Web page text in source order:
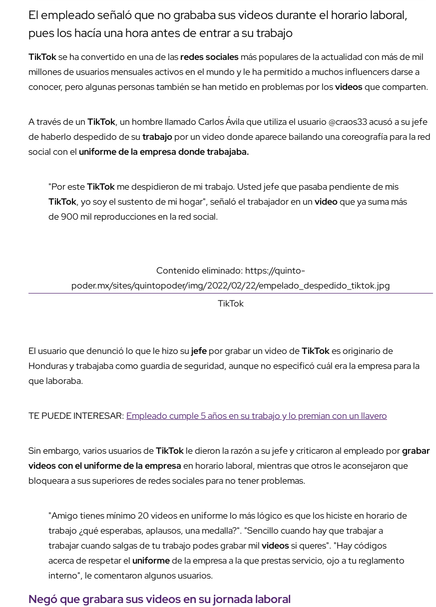
El empleado señaló que no grababa sus videos durante el horario laboral,
pues los hacía una hora antes de entrar a su trabajo
TikTokse ha convertido en una de las redes sociales más populares de la actualidad con más de mil
millones de usuarios mensuales activos en el mundo y le ha permitido a muchos influencers darse a
conocer, pero algunas personas también se han metido en problemas por losvideosque comparten.
A través de un TikTok, un hombre llamado Carlos Ávila que utiliza el usuario @craos33 acusó a su jefe
de haberlo despedido de su trabajo por un video donde aparece bailando una coreografía para la red
social con el uniforme de la empresa donde trabajaba.
"Por esteTikTok me despidieron de mi trabajo. Usted jefe que pasaba pendiente de mis
TikTok, yo soy el sustento de mi hogar", señaló el trabajador en un videoque ya suma más
de 900 mil reproducciones en la red social.
Contenido eliminado: https://quinto-
poder.mx/sites/quintopoder/img/2022/02/22/empelado_despedido_tiktok.jpg
TikTok
El usuario que denunció lo que le hizo su jefe por grabar un video deTikTokes originario de
Honduras y trabajaba como guardia de seguridad, aunque no especificó cuál era la empresa para la
que laboraba.
TE PUEDE INTERESAR: Empleado cumple 5 años en su trabajo y lo premian con un llavero
Sin embargo, varios usuarios deTikTok le dieron la razón a su jefe y criticaron al empleado porgrabar
videos con el uniforme de la empresa en horario laboral, mientras que otros le aconsejaron que
bloqueara a sus superiores de redes sociales para no tener problemas.
"Amigo tienes mínimo 20 videos en uniforme lo más lógico es que los hiciste en horario de
trabajo ¿qué esperabas, aplausos, una medalla?". "Sencillo cuando hay que trabajar a
trabajar cuando salgas de tu trabajo podes grabar mil videossi queres". "Hay códigos
acerca de respetar el uniformede la empresa a la que prestas servicio, ojo a tu reglamento
interno", le comentaron algunos usuarios.
Negó que grabara sus videos en su jornada laboral